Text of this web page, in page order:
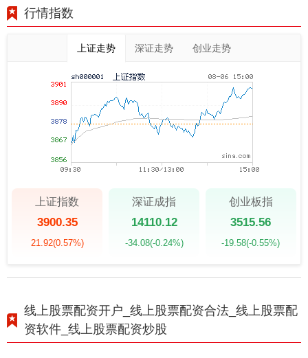
行情指数
上证走势 深证走势 创业走势
上证指数
3900.35
21.92(0.57%)
深证成指
14110.12
-34.08(-0.24%)
创业板指
3515.56
-19.58(-0.55%)
线上股票配资开户_线上股票配资合法_线上股票配
资软件_线上股票配资炒股